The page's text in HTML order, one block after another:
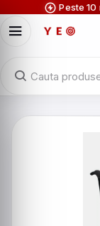
Peste